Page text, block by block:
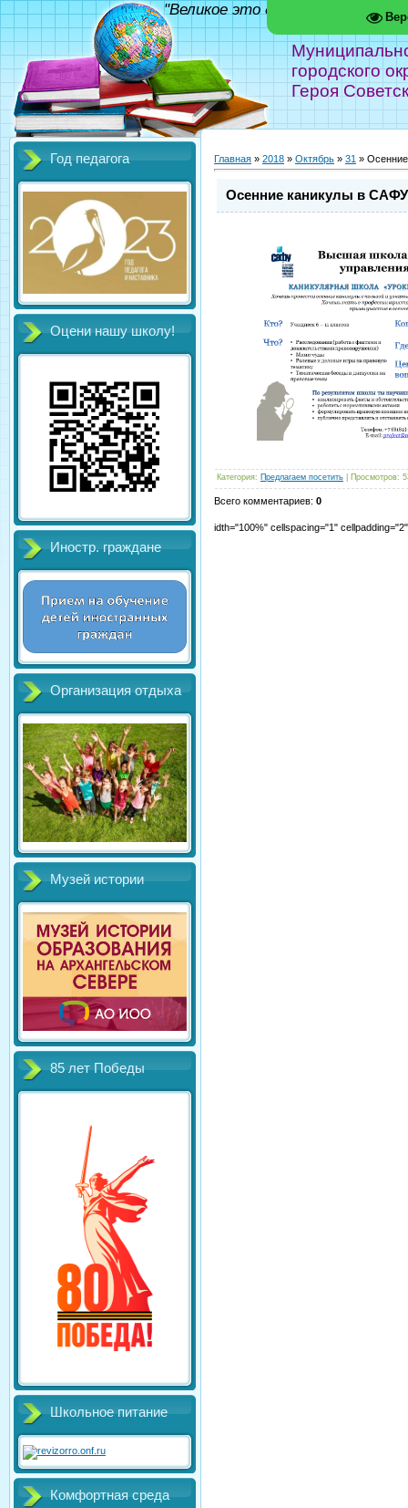
городского
Героя
"Великое это дело - школа!"
Год педагога
Оцени нашу школу!
Иностр. граждане
Организация отдыха
Музей истории
85 лет Победы
Школьное питание
Комфортная среда
Главная » 2018 » Октябрь » 31 »
Осенние каникулы в САФУ
Категория: Предлагаем посетить Просмотров:
Всего комментариев: 0
idth="100%" cellspacing="1"